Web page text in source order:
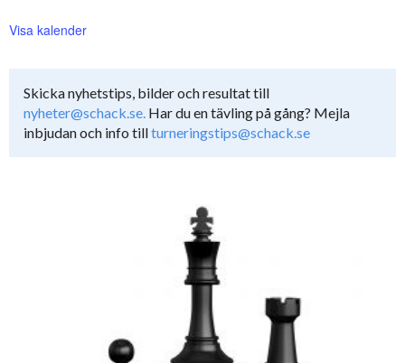
Visa kalender
Skicka nyhetstips, bilder och resultat till
nyheter@schack.se. Har du en tävling på gång? Mejla
inbjudan och info tillturneringstips@schack.se